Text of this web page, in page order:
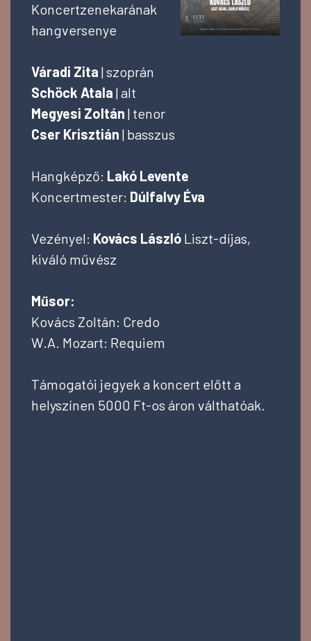
Koncertzenekarának
hangversenye
Váradi Zita | szoprán
Schöck Atala | alt
Megyesi Zoltán | tenor
Cser Krisztián | basszus
Hangképző: Lakó Levente
Koncertmester: Dúlfalvy Éva
Vezényel: Kovács László Liszt-díjas,
kiváló művész
Műsor:
Kovács Zoltán: Credo
W.A. Mozart: Requiem
Támogatói jegyek a koncert előtt a
helyszínen 5000 Ft-os áron válthatóak.